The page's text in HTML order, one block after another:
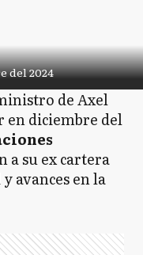
del 2024
de Axel
diciembre del
a su ex cartera
avances en la